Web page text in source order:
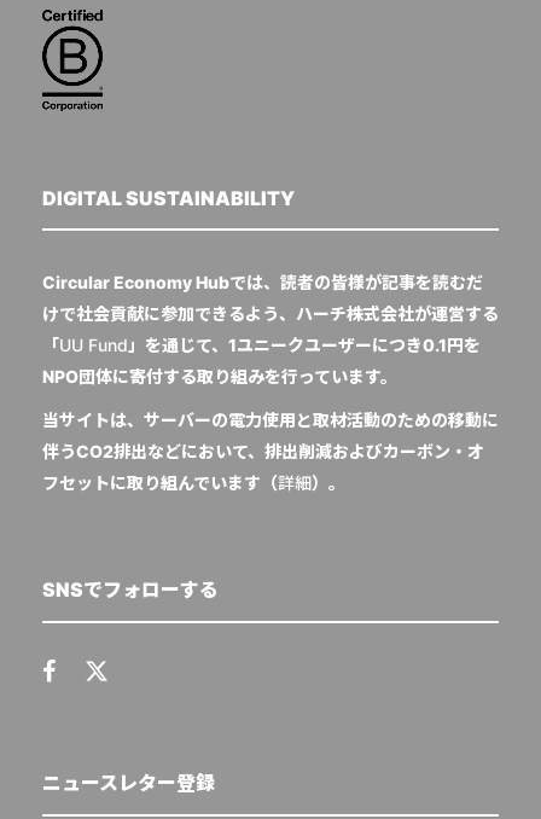
DIGITAL SUSTAINABILITY
Circular Economy Hubでは、読者の皆様が記事を読むだ
けで社会貢献に参加できるよう、ハーチ株式会社が運営する
「UU Fund 」を通じて、1ユニークユーザーにつき0.1円を
NPO団体に寄付する取り組みを行っています。
当サイトは、サーバーの電力使用と取材活動のための移動に
伴うCO2排出などにおいて、排出削減およびカーボン・オ
フセットに取り組んでいます（詳細）。
SNSでフォローする
ニュースレター登録